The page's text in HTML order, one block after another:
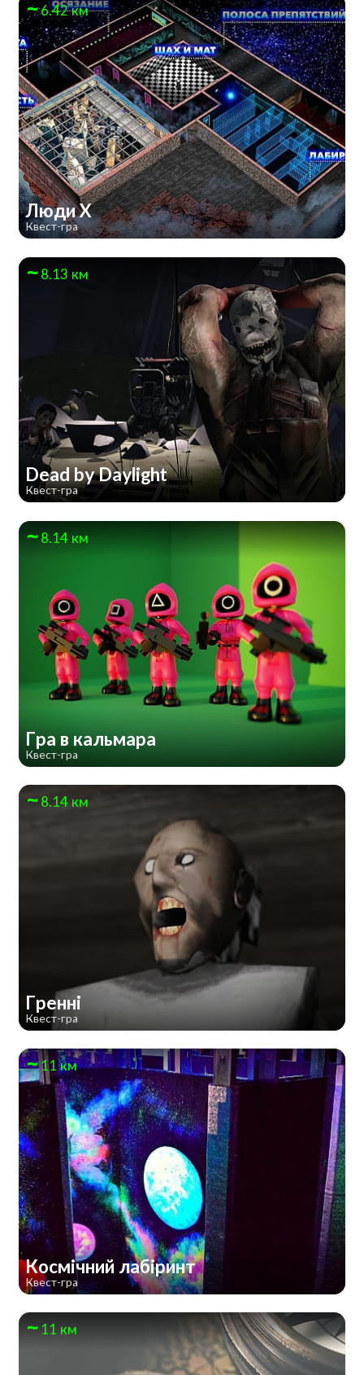
6.42 км
Люди Х
Квест-гра
8.13 км
Dead by Daylight
Квест-гра
8.14 км
Гра в кальмара
Квест-гра
8.14 км
Гренні
Квест-гра
11 км
Космічний лабіринт
Квест-гра
11 км